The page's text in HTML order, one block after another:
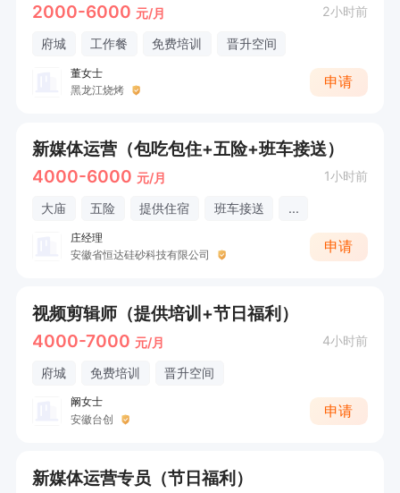
2000-6000 元/月 2小时前
府城 工作餐 免费培训 晋升空间
董女士
黑龙江烧烤
申请
新媒体运营（包吃包住+五险+班车接送）
4000-6000 元/月 1小时前
大庙 五险 提供住宿 班车接送 ...
庄经理
安徽省恒达硅砂科技有限公司
申请
视频剪辑师（提供培训+节日福利）
4000-7000 元/月 4小时前
府城 免费培训 晋升空间
阚女士
安徽台创
申请
新媒体运营专员（节日福利）